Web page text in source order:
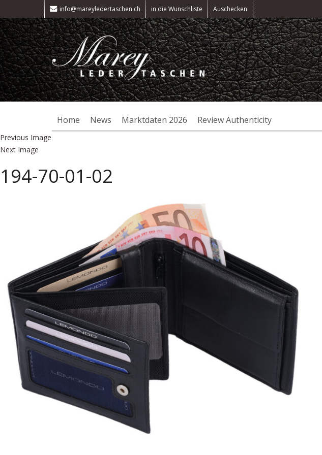
info@mareyledertaschen.ch in die Wunschliste Auschecken
Home News Marktdaten 2026 Review Authenticity
Previous Image
Next Image
194-70-01-02